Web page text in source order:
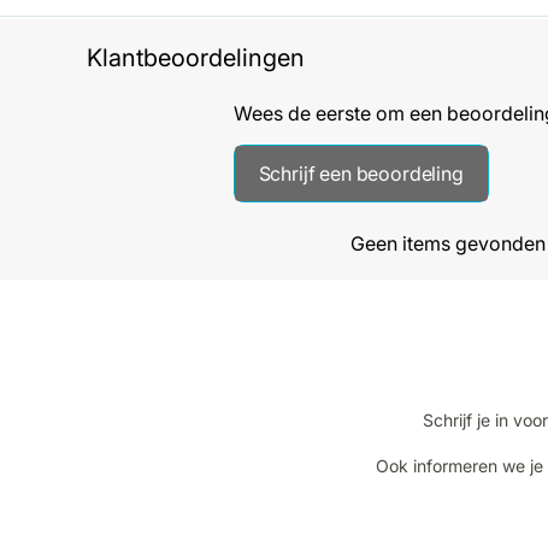
Klantbeoordelingen
Wees de eerste om een
Schrijf een beoordeling
Geen items gevonden
Schrijf je in
Ook informeren we